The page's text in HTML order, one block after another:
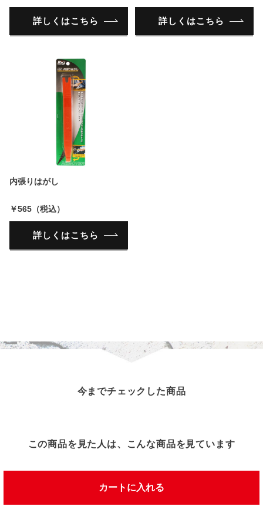
カートに入れる
詳しくはこちら 詳しくはこちら
内張りはがし
￥565（税込）
詳しくはこちら
今までチェックした商品
この商品を見た人は、こんな商品を見ています